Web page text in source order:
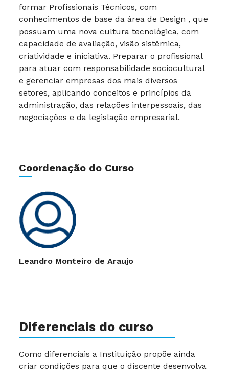
formar Profissionais Técnicos, com
conhecimentos de base da área de Design , que
possuam uma nova cultura tecnológica, com
capacidade de avaliação, visão sistêmica,
criatividade e iniciativa. Preparar o profissional
para atuar com responsabilidade sociocultural
e gerenciar empresas dos mais diversos
setores, aplicando conceitos e princípios da
administração, das relações interpessoais, das
negociações e da legislação empresarial.
Coordenação do Curso
Leandro Monteiro de Araujo
Diferenciais do curso
Como diferenciais a Instituição propõe ainda
criar condições para que o discente desenvolva